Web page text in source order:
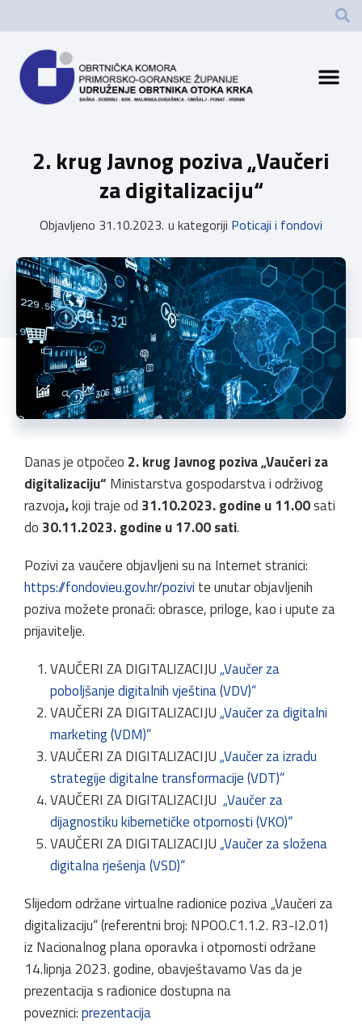
2. krugJavnog poziva „Vaučeri
za digitalizaciju“
Objavljeno 31.10.2023. u kategoriji Poticaji i fondovi
Danas je otpočeo 2. krugJavnog poziva „Vaučeri za
digitalizaciju“ Ministarstva gospodarstva i održivog
razvoja,koji traje od 31.10.2023. godine u 11.00sati
do 30.11.2023. godine u 17.00 sati.
Pozivi za vaučere objavljeni su na Internet stranici:
https://fondovieu.gov.hr/pozivi te unutar objavljenih
poziva možete pronaći: obrasce, priloge, kao i upute za
prijavitelje.
VAUČERI ZA DIGITALIZACIJU„Vaučer za
poboljšanje digitalnih vještina (VDV)“
VAUČERI ZA DIGITALIZACIJU„Vaučer za digitalni
marketing (VDM)“
VAUČERI ZA DIGITALIZACIJU„Vaučer za izradu
strategije digitalne transformacije (VDT)“
VAUČERI ZA DIGITALIZACIJU „Vaučer za
dijagnostiku kibernetičke otpornosti (VKO)“
VAUČERI ZA DIGITALIZACIJU„Vaučer za složena
digitalna rješenja (VSD)“
Slijedom održane virtualne radionice poziva „Vaučeri za
digitalizaciju“ (referentni broj: NPOO.C1.1.2. R3-I2.01)
iz Nacionalnog plana oporavka i otpornosti održane
14.lipnja 2023. godine, obavještavamo Vas da je
prezentacija s radionice dostupna na
poveznici:prezentacija